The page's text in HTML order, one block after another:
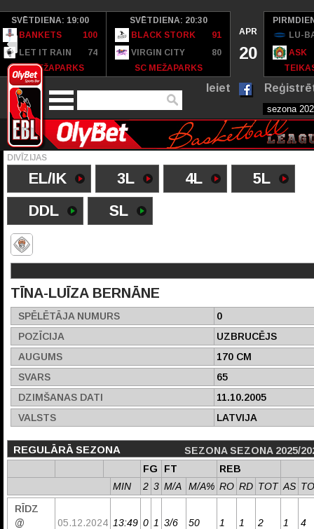
SVĒTDIENA: 19:00
BANKETS
100
LET IT RAIN
74
SC MEŽAPARKS
SVĒTDIENA: 20:30
BLACK STORK
91
VIRGIN CITY
80
SC MEŽAPARKS
APR
20
LU-
ASK
Ieiet
DIVĪZIJAS
EL/IK 3L 4L
5L
DDL
SL
TĪNA-LUĪZA BERNĀNE
SPĒLĒTĀJA NUMURS
0
POZĪCIJA
UZBRUCĒJS
AUGUMS
170 CM
SVARS
65
DZIMŠANAS DATI
11.10.2005
VALSTS
LATVIJA
REGULĀRĀ SEZONA
SEZONA SEZONA 2025/
FG
FT
REB
MIN
2 3 M/A M/A% RO RD TOT AS TO
RĪDZ
@
05.12.2024 13:49 0 1 3/6 50 1 1 2 1 4